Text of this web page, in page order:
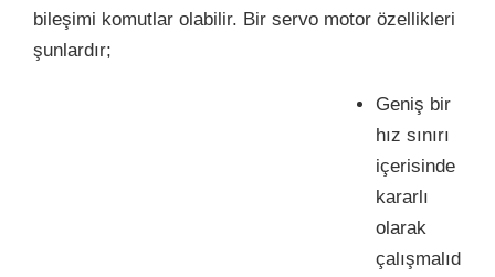
bileşimi komutlar olabilir. Bir servo motor özellikleri
şunlardır;
Geniş bir
hız sınırı
içerisinde
kararlı
olarak
çalışmalıd